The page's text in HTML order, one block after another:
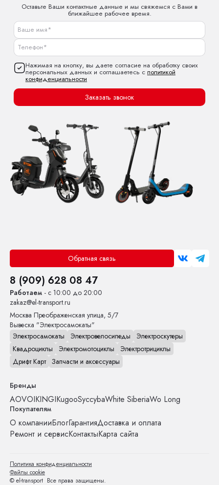
Оставьте Ваши контактные данные и мы свяжемся с Вами в
ближайшее рабочее время.
Нажимая на кнопку, вы даете согласие на обработку своих
персональных данных и соглашаетесь с политикой
конфиденциальности
Заказать звонок
Обратная связь
8 (909) 628 08 47
Работаем - с 10:00 до 20:00
zakaz@el-transport.ru
Москва Преображенская улица, 5/7
Вывеска "Электросамокаты"
Электросамокаты
Электровелосипеды
Электроскутеры
Квадроциклы
Электромотоциклы
Электротрициклы
Дрифт Карт Запчасти и аксессуары
Бренды
AOVOIKINGIKugooSyccybaWhite SiberiaWo Long
Покупателям
О компанииБлогГарантияДоставка и оплата
Ремонт и сервисКонтактыКарта сайта
© el-transport Все права защищены.
Политика конфиденциальности
Файлы cookie